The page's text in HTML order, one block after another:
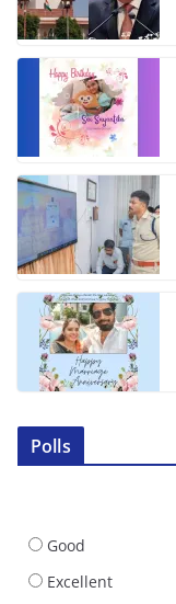
Polls
Good
Excellent